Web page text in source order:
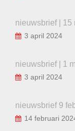
nieuwsbrief | 15
3 april 2024
nieuwsbrief | 1
3 april 2024
nieuwsbrief 9
14 februari